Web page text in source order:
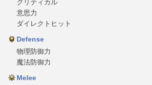
クリティカル
意思力
ダイレクトヒット
Defense
物理防御力
魔法防御力
Melee